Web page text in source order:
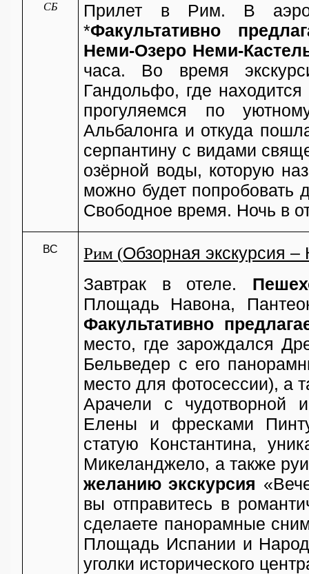
СБ
Прилет в Рим. В
*Факультативно
Неми-Озеро Неми-
часа. Во время
Гандольфо, где
прогуляемся по
Альбалонга и откуда
серпантину с видами
озёрной воды, которую
можно будет
Свободное время. Ночь в
ВС Рим (Обзорная экскурсия
Завтрак в отеле.
Площадь Навона,
Факультативно
место, где зарождался
Бельведер с его
место для фотосессии), а
Арачели с чудотворной
Елены и фресками
статую Константина,
Микеланджело, а также
желанию экскурсия
вы отправитесь в
сделаете панорамные
Площадь Испании и
уголки исторического